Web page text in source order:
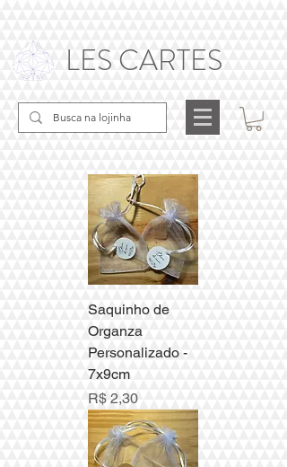
LES CARTES
Saquinho de
Organza
Personalizado -
7x9cm
Preço
R$ 2,30